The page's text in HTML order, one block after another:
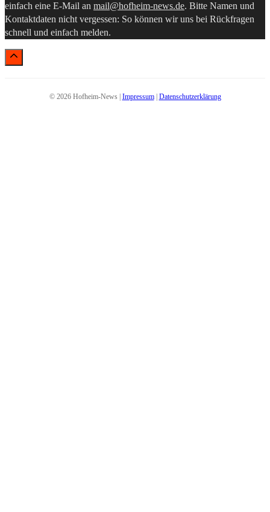
einfach eine E-Mail an mail@hofheim-news.de. Bitte Namen und
Kontaktdaten nicht vergessen: So können wir uns bei Rückfragen
schnell und einfach melden.
© 2026 Hofheim-News | Impressum| Datenschutzerklärung